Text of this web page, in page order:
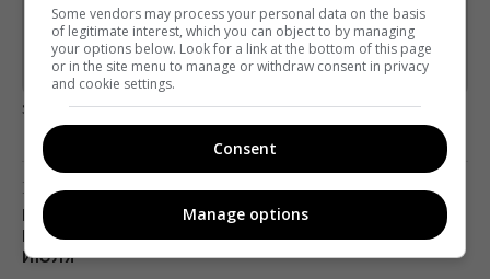
* Підписатись→
Предоставлено SendPulse
загрузка...
Предыдущий пост
ИСПАНСКАЯ КОМЕДИЯ «ЧЕМПИОНЫ»
ВЫХОДИТ В КИНОТЕАТРАЛЬНЫЙ ПРОКАТ 2
ИЮЛЯ
Some vendors may process your personal data on the basis
of legitimate interest, which you can object to by managing
your options below. Look for a link at the bottom of this page
or in the site menu to manage or withdraw consent in privacy
and cookie settings.
Consent
Manage options